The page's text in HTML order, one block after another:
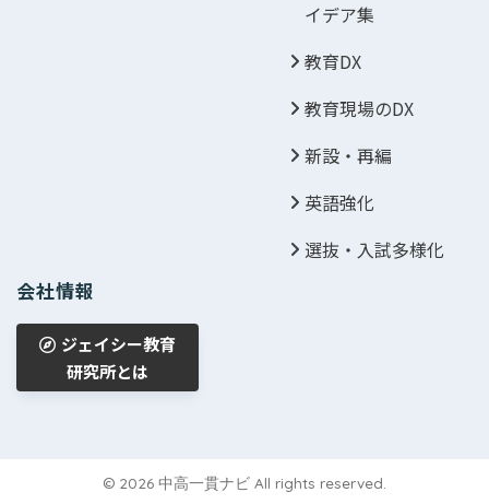
イデア集
教育DX
教育現場のDX
新設・再編
英語強化
選抜・入試多様化
会社情報
ジェイシー教育
研究所とは
© 2026 中高一貫ナビ All rights reserved.